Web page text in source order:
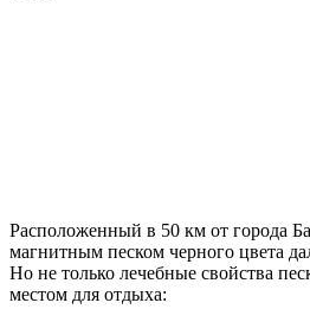
Расположенный в 50 км от города
магнитным песком черного цвета
Но не только лечебные свойства
местом для отдыха: